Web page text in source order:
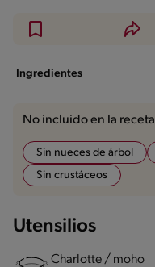
Ingredientes
No incluido en la receta
Sin nueces de árbol
Sin crustáceos
Utensilios
Charlotte / moho